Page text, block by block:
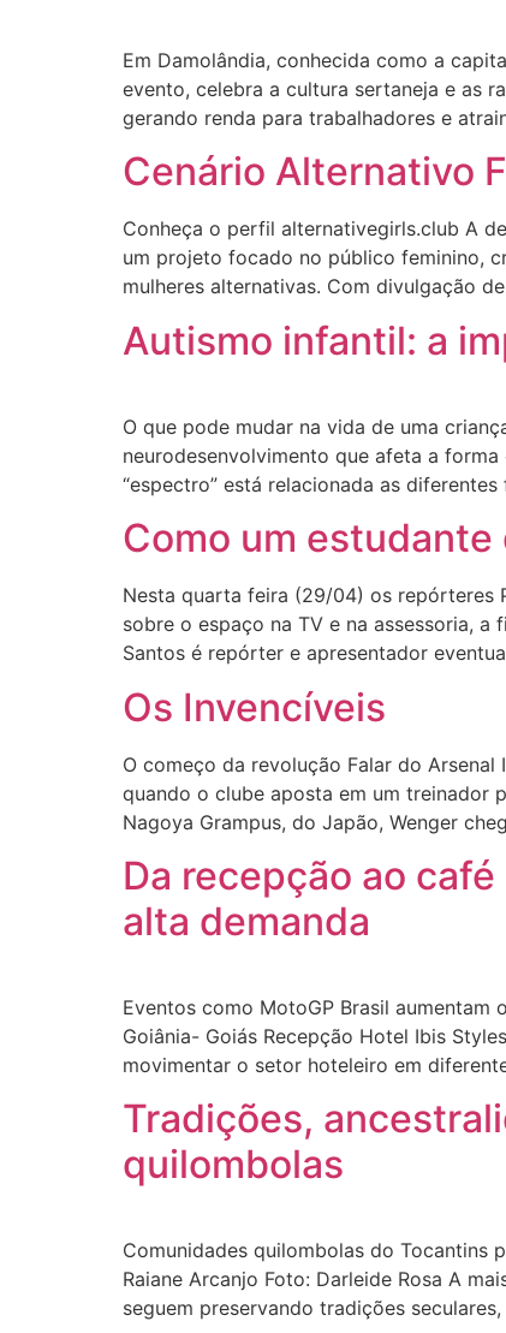
Em Damolândia, conhecida como a
evento, celebra a cultura sertaneja e as
gerando renda para trabalhadores e
Cenário Alternativo
Conheça o perfil alternativegirls.club A
um projeto focado no público feminino,
mulheres alternativas. Com divulgação
Autismo infantil: a
O que pode mudar na vida de uma
neurodesenvolvimento que afeta a
“espectro” está relacionada as
Como um
Nesta quarta feira (29/04) os repórteres
sobre o espaço na TV e na assessoria,
Santos é repórter e apresentador
Os Invencíveis
O começo da revolução Falar do
quando o clube aposta em um treinador
Nagoya Grampus, do Japão, Wenger
Da recepção ao
alta demanda
Eventos como MotoGP Brasil
Goiânia- Goiás Recepção Hotel Ibis
movimentar o setor hoteleiro em
Tradições,
quilombolas
Comunidades quilombolas do Tocantins
Raiane Arcanjo Foto: Darleide Rosa A
seguem preservando tradições